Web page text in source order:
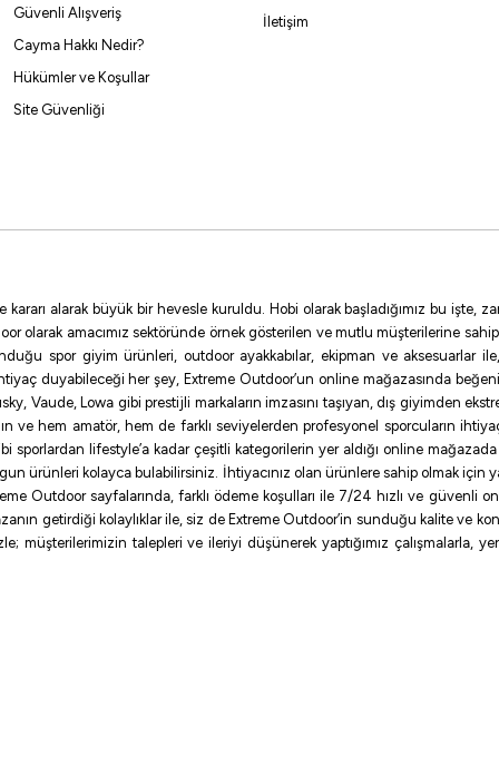
Güvenli Alışveriş
Cayma Hakkı Nedir?
Hükümler ve Koşullar
Site Güvenliği
İletişim
alarak büyük bir hevesle kuruldu. Hobi olarak başladığımız bu işte,
olarak amacımız sektöründe örnek gösterilen ve mutlu müşterilerine
spor giyim ürünleri, outdoor ayakkabılar, ekipman ve aksesuarlar
duyabileceği her şey, Extreme Outdoor’un online mağazasında
Vaude, Lowa gibi prestijli markaların imzasını taşıyan, dış giyimden
ve hem amatör, hem de farklı seviyelerden profesyonel sporcuların
sporlardan lifestyle’a kadar çeşitli kategorilerin yer aldığı online
ürünleri kolayca bulabilirsiniz. İhtiyacınız olan ürünlere sahip olmak için
Outdoor sayfalarında, farklı ödeme koşulları ile 7/24 hızlı ve güvenli
getirdiği kolaylıklar ile, siz de Extreme Outdoor’in sunduğu kalite ve
müşterilerimizin talepleri ve ileriyi düşünerek yaptığımız çalışmalarla,